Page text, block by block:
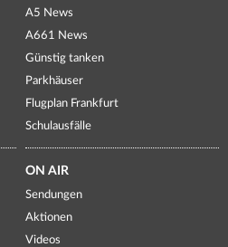
A5 News
A661 News
Günstig tanken
Parkhäuser
Flugplan Frankfurt
Schulausfälle
ON AIR
Sendungen
Aktionen
Videos